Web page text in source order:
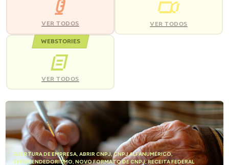
VER TODOS VER TODOS
WEBSTORIES
VER TODOS
ABERTURA DE EMPRESA, ABRIR CNPJ,CNPJ ALFANUMÉRICO,
EMPREENDEDORISMO, NOVO FORMATO DE CNPJ,RECEITA FEDERAL